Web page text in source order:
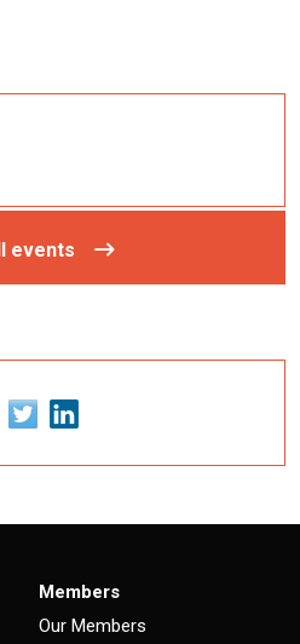
events
Members
Our Members